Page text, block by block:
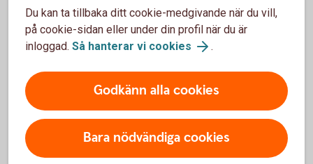
oss eller besök ett bankkontor så hjälper vi dig.
Ring 0581-880 00 för rådgivning
Du kan ta tillbaka ditt cookie-medgivande när du vill,
på cookie-sidan eller under din profil när du är
inloggad. Så hanterar vi cookies .
Godkänn alla cookies
Bara nödvändiga cookies